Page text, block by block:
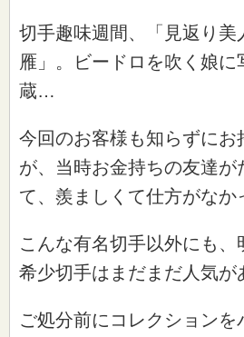
切手趣味週間、「見返り美
雁」。ビードロを吹く娘に
蔵…
今回のお客様も知らずにお
が、当時お金持ちの友達が
て、羨ましくて仕方がなか
こんな有名切手以外にも、
希少切手はまだまだ人気が
ご処分前にコレクションを